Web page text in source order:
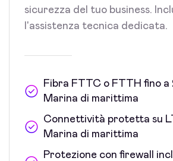
sicurezza del tuo business.
l'assistenza tecnica dedicata.
Fibra FTTC o FTTH fino a
Marina di marittima
Connettività protetta su
Marina di marittima
Protezione con firewall